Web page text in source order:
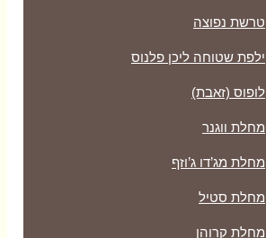
טרשת נפוצה
ילפת שטוחה ליכן פלנוס
לופוס (זאבת)
מחלת ווגנר
מחלת מג’דו ג’וזף
מחלת סטיל
מחלת קרוהן